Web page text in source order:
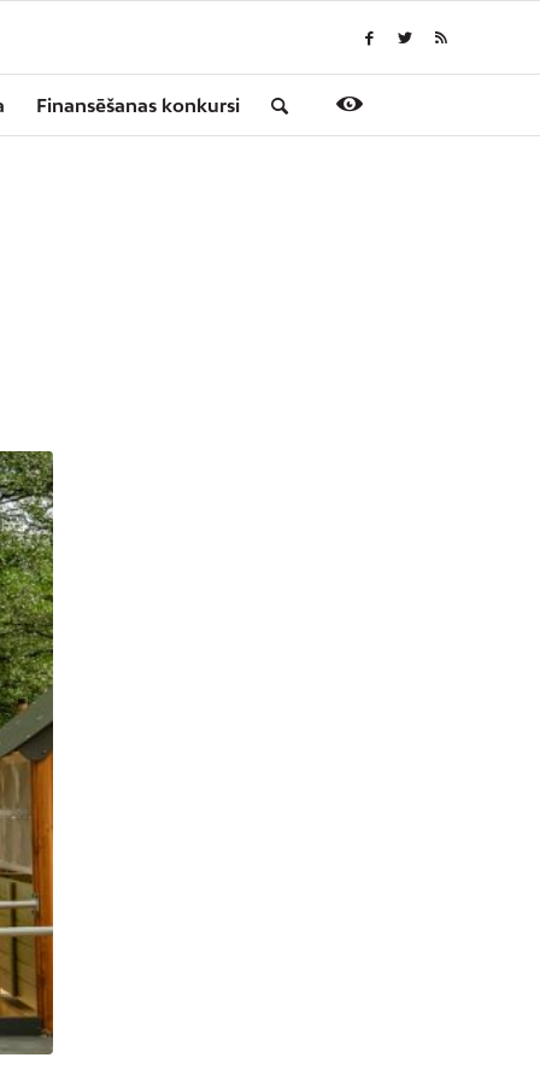
Finansēšanas konkursi